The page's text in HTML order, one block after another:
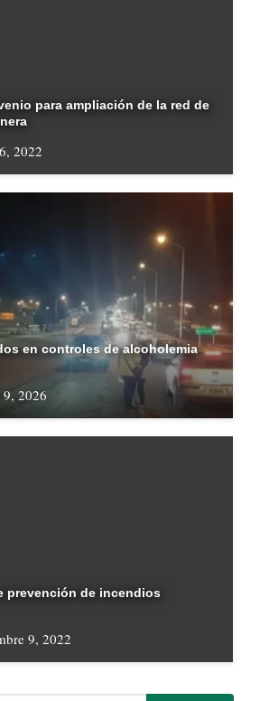
para ampliación de la red de
2022
en controles de alcoholemia
2026
prevención de incendios
9, 2022